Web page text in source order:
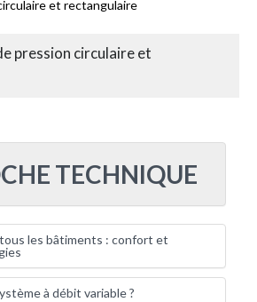
et rectangulaire
pression circulaire et
TECHNIQUE
les bâtiments : confort et
à débit variable ?